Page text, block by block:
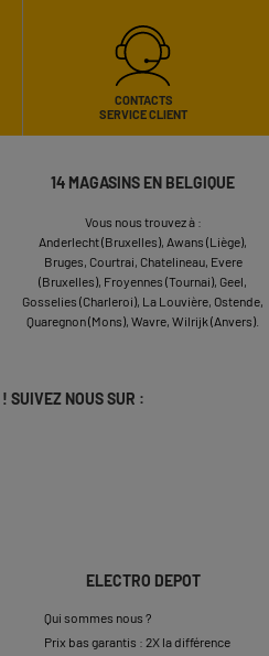
CONTACTS
SERVICE CLIENT
14 MAGASINS EN BELGIQUE
Vous nous trouvez à :
Anderlecht (Bruxelles), Awans (Liège),
Bruges, Courtrai, Chatelineau, Evere
(Bruxelles), Froyennes (Tournai), Geel,
Gosselies (Charleroi), La Louvière, Ostende,
Quaregnon (Mons), Wavre, Wilrijk (Anvers).
SUIVEZ NOUS SUR :
ELECTRO DEPOT
Qui sommes nous ?
Prix bas garantis : 2X la différence